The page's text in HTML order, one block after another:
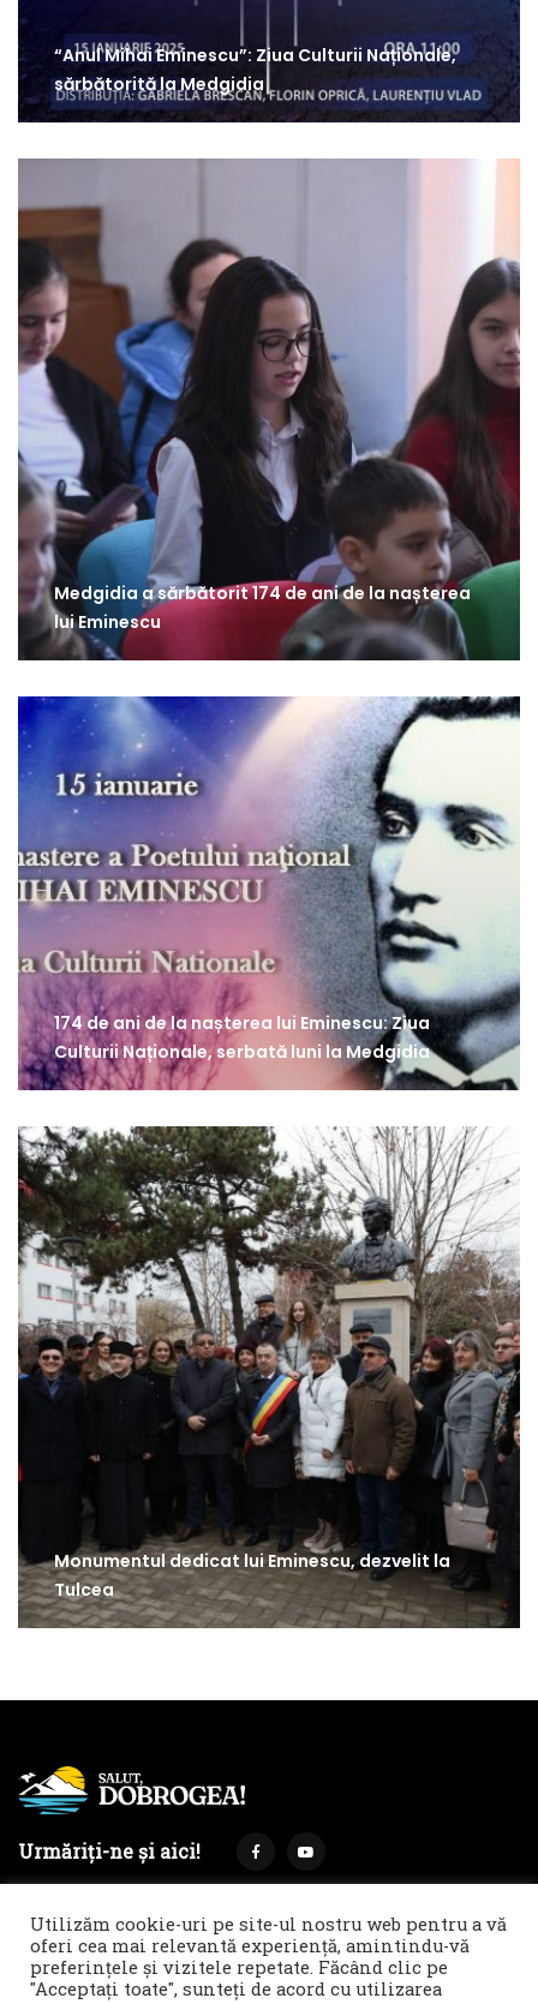
“Anul Mihai Eminescu”: Ziua Culturii Naționale,
sărbătorită la Medgidia
Medgidia a sărbătorit 174 de ani de la nașterea
lui Eminescu
174 de ani de la nașterea lui Eminescu: Ziua
Culturii Naționale, serbată luni la Medgidia
Monumentul dedicat lui Eminescu, dezvelit la
Tulcea
Urmăriți-ne și aici!
Termeni și condiții
Politica de cookies & GDPR
Utilizăm cookie-uri pe site-ul nostru web pentru a vă
oferi cea mai relevantă experiență, amintindu-vă
preferințele și vizitele repetate. Făcând clic pe
"Acceptați toate", sunteți de acord cu utilizarea